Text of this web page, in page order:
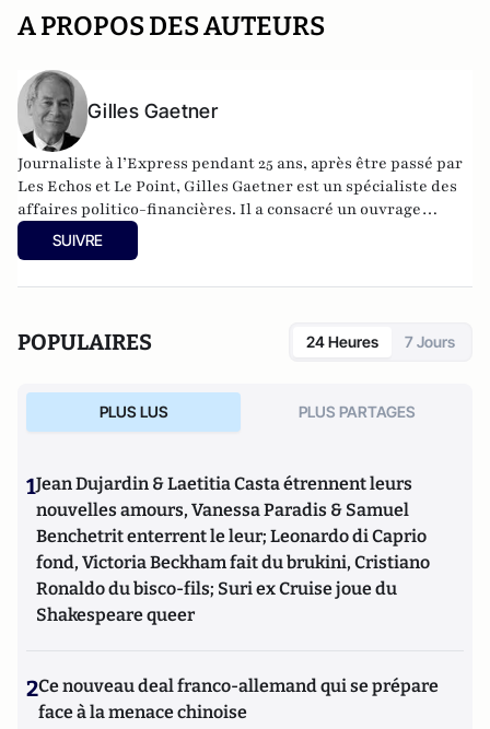
A PROPOS DES AUTEURS
Gilles Gaetner
Journaliste à l’Express pendant 25 ans, après être passé par
Les Echos et Le Point, Gilles Gaetner est un spécialiste des
affaires politico-financières. Il a consacré un ouvrage
remarqué au président de la République, Les 100 jours de
Macron (Fauves –Editions). Il est également l’auteur d’une
Lattès), La République des imposteurs (L’Archipel), Pilleurs
SUIVRE
POPULAIRES 24 Heures 7 Jours
PLUS LUS PLUS PARTAGES
1Jean Dujardin & Laetitia Casta étrennent leurs
nouvelles amours, Vanessa Paradis & Samuel
Benchetrit enterrent le leur; Leonardo di Caprio
fond, Victoria Beckham fait du brukini, Cristiano
Ronaldo du bisco-fils; Suri ex Cruise joue du
Shakespeare queer
2Ce nouveau deal franco-allemand qui se prépare
face à la menace chinoise